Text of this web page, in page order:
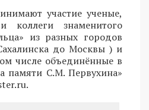
участие ученые,
коллеги знаменитого
из разных городов
до Москвы ) и
числе объединённые в
памяти С.М. Первухина»